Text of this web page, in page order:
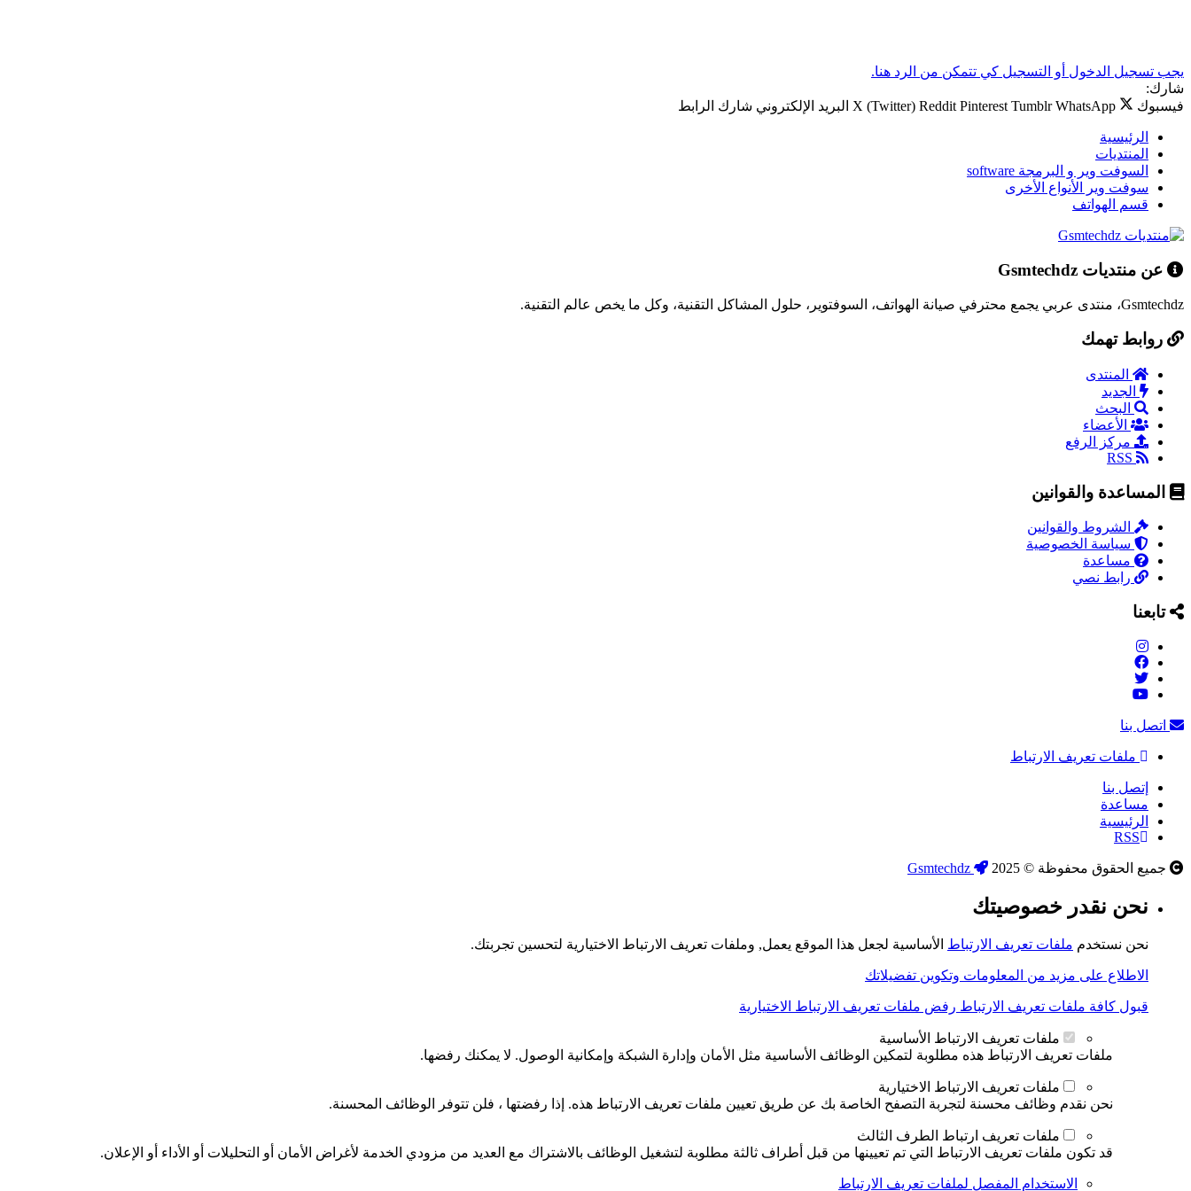
يجب تسجيل الدخول أو التسجيل كي تتمكن من الرد هنا.
شارك:
فيسبوك
X (Twitter) Reddit Pinterest Tumblr WhatsApp البريد الإلكتروني شارك الرابط
الرئيسية
المنتديات
السوفت وير و البرمجة software
سوفت وير الأنواع الأخرى
قسم الهواتف
عن منتديات Gsmtechdz
Gsmtechdz، منتدى عربي يجمع محترفي صيانة الهواتف، السوفتوير، حلول المشاكل التقنية، وكل ما يخص عالم التقنية.
روابط تهمك
المنتدى
الجديد
البحث
الأعضاء
مركز الرفع
المساعدة والقوانين
الشروط والقوانين
سياسة الخصوصية
مساعدة
رابط نصي
تابعنا
اتصل بنا
ملفات تعريف الارتباط
إتصل بنا
مساعدة
الرئيسية
RSS
جميع الحقوق محفوظة © 2025
نحن نقدر خصوصيتك
نحن نستخدم ملفات تعريف الارتباط الأساسية لجعل هذا الموقع يعمل, وملفات تعريف الارتباط الاختيارية لتحسين تجربتك.
الاطلاع على مزيد من المعلومات وتكوين تفضيلاتك
قبول كافة ملفات تعريف الارتباط رفض ملفات تعريف الارتباط الاختيارية
ملفات تعريف الارتباط الأساسية
ملفات تعريف الارتباط هذه مطلوبة لتمكين الوظائف الأساسية مثل الأمان وإدارة الشبكة وإمكانية الوصول. لا يمكنك رفضها.
ملفات تعريف الارتباط الاختيارية
نحن نقدم وظائف محسنة لتجربة التصفح الخاصة بك عن طريق تعيين ملفات تعريف الارتباط هذه. إذا رفضتها ، فلن تتوفر الوظائف المحسنة.
ملفات تعريف ارتباط الطرف الثالث
قد تكون ملفات تعريف الارتباط التي تم تعيينها من قبل أطراف ثالثة مطلوبة لتشغيل الوظائف بالاشتراك مع العديد من مزودي الخدمة لأغراض الأمان أو التحليلات أو الأداء أو الإعلان.
الاستخدام المفصل لملفات تعريف الارتباط